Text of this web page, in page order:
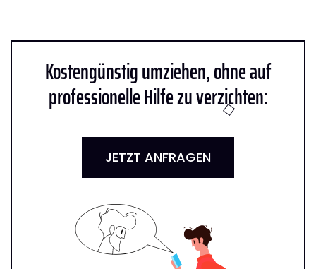
Kostengünstig umziehen, ohne auf
professionelle Hilfe zu verzichten:
JETZT ANFRAGEN